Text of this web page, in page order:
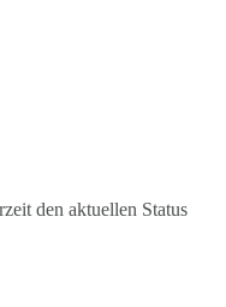
den aktuellen Status